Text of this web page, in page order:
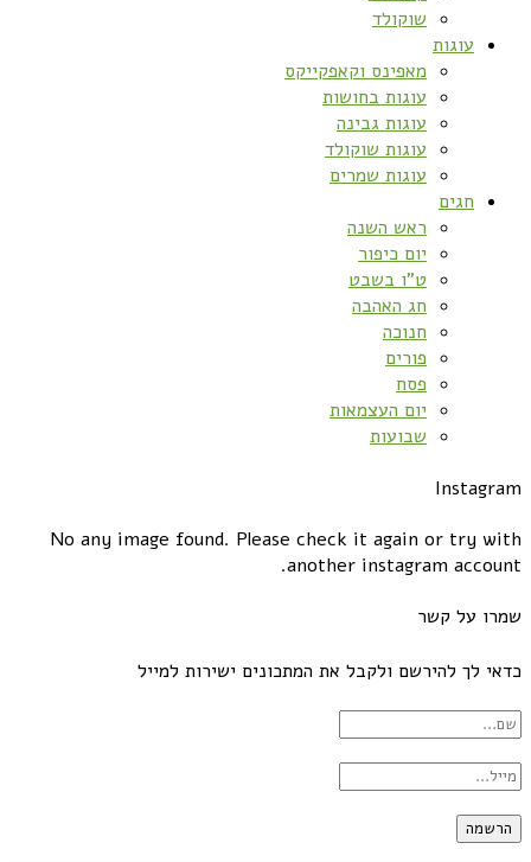
שוקולד
עוגות
מאפינס וקאפקייקס
עוגות בחושות
עוגות גבינה
עוגות שוקולד
עוגות שמרים
חגים
ראש השנה
יום כיפור
ט”ו בשבט
חג האהבה
חנוכה
פורים
פסח
יום העצמאות
שבועות
Instagram
No any image found. Please check it again or try with
another instagram account.
שמרו על קשר
כדאי לך להירשם ולקבל את המתכונים ישירות למייל